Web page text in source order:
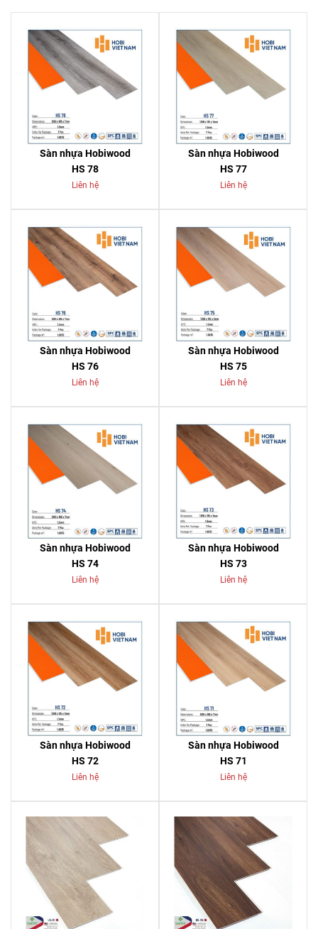
Sàn nhựa Hobiwood
HS 78
Liên hệ
Sàn nhựa Hobiwood
HS 77
Liên hệ
Sàn nhựa Hobiwood
HS 76
Liên hệ
Sàn nhựa Hobiwood
HS 75
Liên hệ
Sàn nhựa Hobiwood
HS 74
Liên hệ
Sàn nhựa Hobiwood
HS 73
Liên hệ
Sàn nhựa Hobiwood
HS 72
Liên hệ
Sàn nhựa Hobiwood
HS 71
Liên hệ